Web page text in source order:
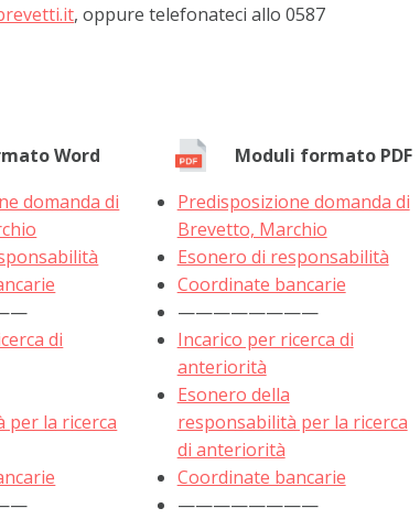
, oppure telefonateci allo 0587
Word
domanda di
di
per la ricerca
Moduli formato PDF
Predisposizione domanda di
Brevetto, Marchio
Esonero di responsabilità
Coordinate bancarie
————————
Incarico per ricerca di
anteriorità
Esonero della
responsabilità per la ricerca
di anteriorità
Coordinate bancarie
————————